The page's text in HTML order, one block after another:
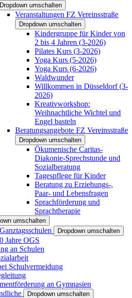
Dropdown umschalten
Veranstaltungen FZ Vereinsstraße
Dropdown umschalten
Kindergruppe für Kinder von
2 bis 4 Jahren (3-2026)
Pilates Kurs (3-2026)
Yoga Kurs (5-2026)
Yoga Kurs (6-2026)
Waldwunder
Willkommen in Düsseldorf (3-
2026)
Kreativworkshop:
Weihnachtliche Wichtel und
Engel basteln
Beratungsangebote FZ Vereinsstraße
Dropdown umschalten
Ökumenische Caritas-
Diakonie-Sprechstunde und
Sozialberatung
Tagespflege für Kinder
Beratung zu Erziehungs-,
Paar- und Lebensfragen
Sprachförderung und
Sprachtherapie
umschalten
Dropdown umschalten
Jahre OGS
an Schulen
Schulvermeidung
an Gymnasien
Dropdown umschalten